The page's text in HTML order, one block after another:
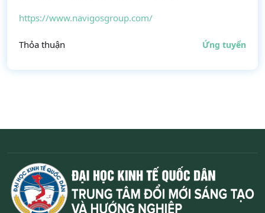
https://www.navigosgroup.com/
Thỏa thuận Ứng tuyển